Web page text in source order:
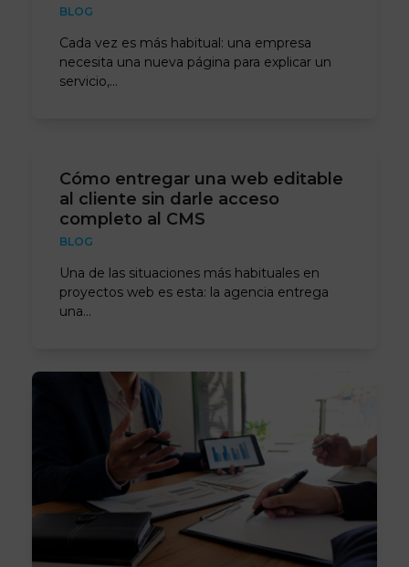
BLOG
Cada vez es más habitual: una empresa
necesita una nueva página para explicar un
servicio,…
Cómo entregar una web editable
al cliente sin darle acceso
completo al CMS
BLOG
Una de las situaciones más habituales en
proyectos web es esta: la agencia entrega
una…